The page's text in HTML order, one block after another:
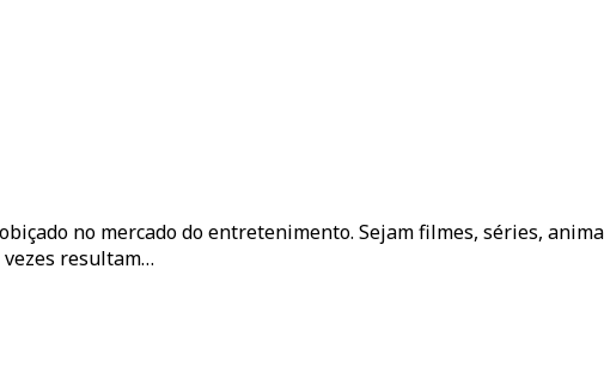
no mercado do entretenimento. Sejam filmes, séries,
resultam…